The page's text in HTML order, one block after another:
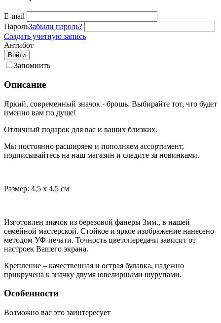
E-mail
ПарольЗабыли пароль?
Создать учетную запись
Антибот
Войти
Запомнить
Описание
Яркий, современный значок - брошь. Выбирайте тот, что будет
именно вам по душе!
Отличный подарок для вас и ваших близких.
Мы постоянно расширяем и пополняем ассортимент,
подписывайтесь на наш магазин и следите за новинками.
Размер: 4,5 х 4,5 см
Изготовлен значок из березовой фанеры 3мм., в нашей
семейной мастерской. Стойкое и яркое изображение нанесено
методом УФ-печати. Точность цветопередачи зависит от
настроек Вашего экрана.
Крепление – качественная и острая булавка, надежно
прикручена к значку двумя ювелирными шурупами.
Особенности
Возможно вас это заинтересует